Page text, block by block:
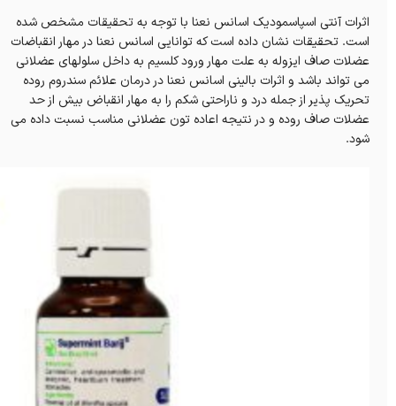
اثرات آنتی اسپاسمودیک اسانس نعنا با توجه به تحقیقات مشخص شده
است. تحقیقات نشان داده است که توانایی اسانس نعنا در مهار انقباضات
عضلات صاف ایزوله به علت مهار ورود کلسیم به داخل سلولهای عضلانی
می تواند باشد و اثرات بالینی اسانس نعنا در درمان علائم سندروم روده
تحریک پذیر از جمله درد و ناراحتی شکم را به مهار انقباض بیش از حد
عضلات صاف روده و در نتیجه اعاده تون عضلانی مناسب نسبت داده می
شود.